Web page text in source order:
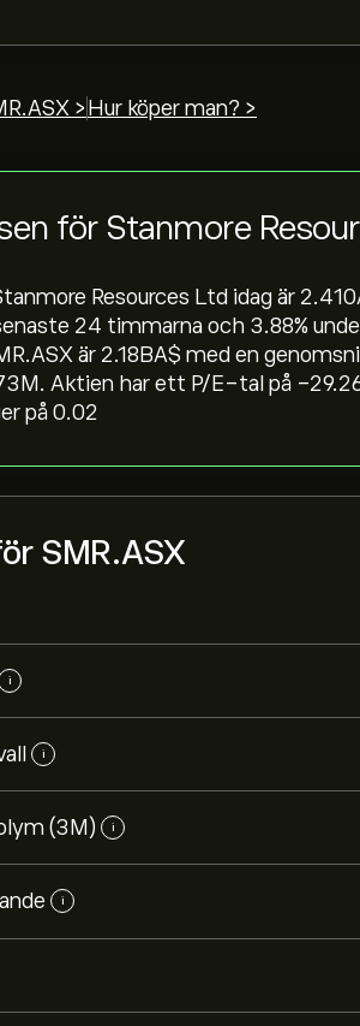
> Hur köper man? >
för Stanmore
Resources Ltd idag är
24 timmarna och ‎3.88‎%
är 2.18B‎A$‎ med en
Aktien har ett P/E-tal på -
på 0.02
SMR.ASX
i
i
(3M) i
i